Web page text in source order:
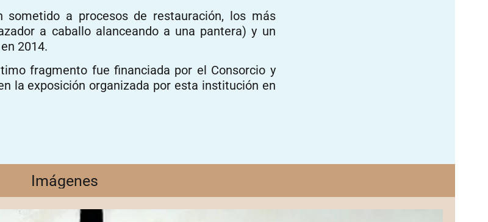
sometido a procesos de restauración, los más
a caballo alanceando a una pantera) y un
2014.
fragmento fue financiada por el Consorcio y
la exposición organizada por esta institución en
Imágenes